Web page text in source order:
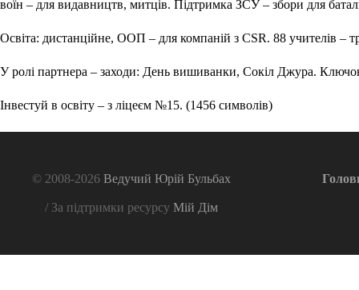
воїн – для видавництв, митців. Підтримка ЗСУ – збори для
Освіта: дистанційне, ООП – для компаній з CSR. 88 учителів –
У ролі партнера – заходи: День вишиванки, Сокіл Джура.
Інвестуй в освіту – з ліцеєм №15. (1456 символів)
© 2008-2026 Ведучий Юрій Бульбах
/ За підтримки ресурсу Мій Дім